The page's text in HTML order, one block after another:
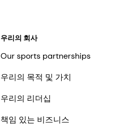
우리의 회사
Our sports partnerships
우리의 목적 및 가치
우리의 리더십
책임 있는 비즈니스